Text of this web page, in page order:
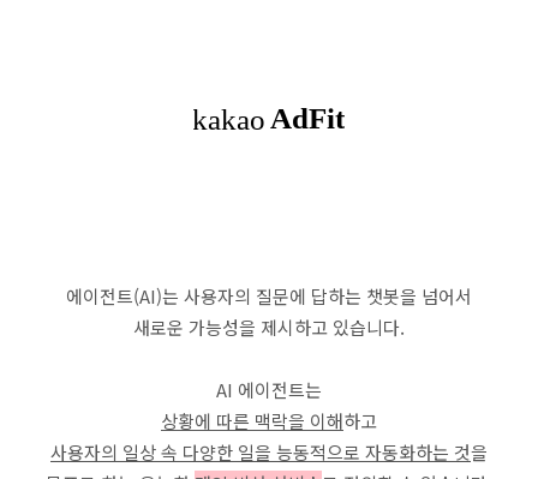
에이전트(AI)는 사용자의 질문에 답하는 챗봇을 넘어서
새로운 가능성을 제시하고 있습니다.
AI 에이전트는
상황에 따른 맥락을 이해하고
사용자의 일상 속 다양한 일을 능동적으로 자동화하는 것을